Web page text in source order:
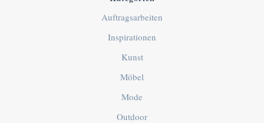
Auftragsarbeiten
Inspirationen
Kunst
Möbel
Mode
Outdoor